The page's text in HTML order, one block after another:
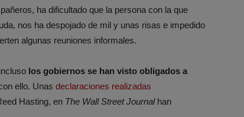
ha dificultado que la persona con la que
nos ha despojado de mil y unas risas e impedido
algunas reuniones informales.
los gobiernos se han visto obligados a
ello. Unas declaraciones realizadas
Hasting, en The Wall Street Journalhan